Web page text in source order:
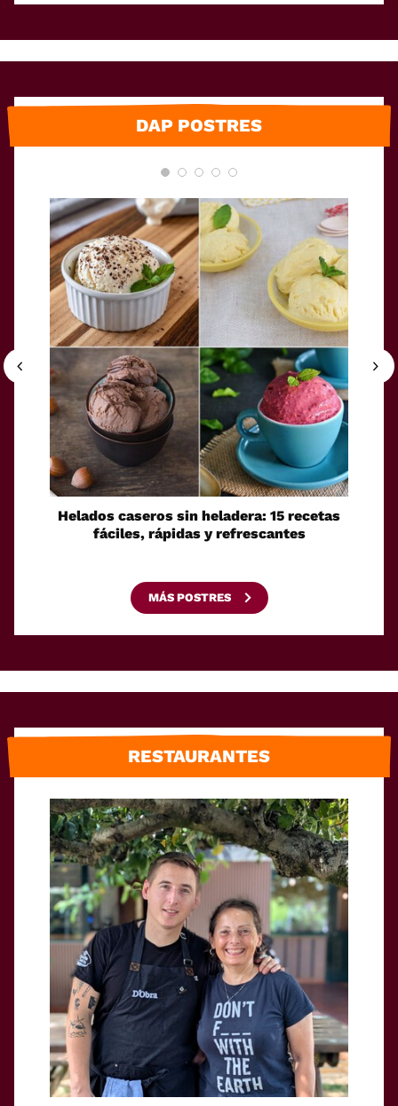
DAP POSTRES
Helados caseros sin heladera: 15 recetas
fáciles, rápidas y refrescantes
MÁS POSTRES
RESTAURANTES